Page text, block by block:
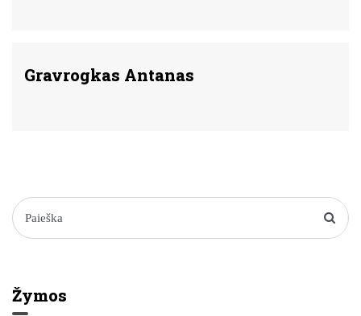
Gravrogkas Antanas
Žymos